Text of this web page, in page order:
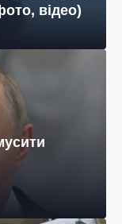
відео)